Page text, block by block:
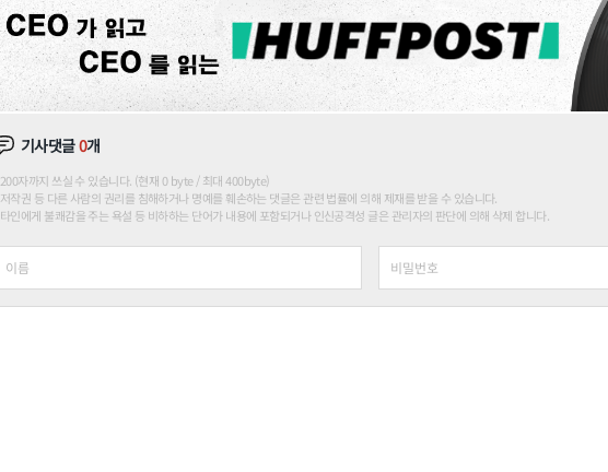
기사댓글0개
200자까지 쓰실 수 있습니다. (현재 0 byte / 최대 400byte)
저작권 등 다른 사람의 권리를 침해하거나 명예를 훼손하는 댓글은 관련 법률에 의해 제재를 받을 수 있습니다.
타인에게 불쾌감을 주는 욕설 등 비하하는 단어가 내용에 포함되거나 인신공격성 글은 관리자의 판단에 의해 삭제 합니다.